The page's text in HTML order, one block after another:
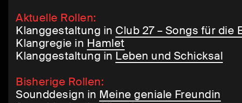
Aktuelle Rollen:
Klanggestaltung in Club 27 – Songs für die
Klangregie in Hamlet
Klanggestaltung in Leben und Schicksal
Bisherige Rollen:
Sounddesign in Meine geniale Freundin